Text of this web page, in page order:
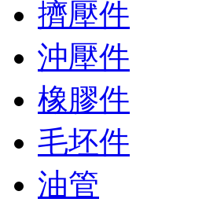
擠壓件
沖壓件
橡膠件
毛坯件
油管